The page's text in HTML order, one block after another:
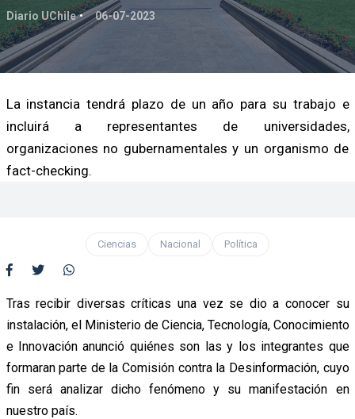
Diario UChile 06-07-2023
La instancia tendrá plazo de un año para su trabajo e
incluirá a representantes de universidades,
organizaciones no gubernamentales y un organismo de
fact-checking.
Ciencias Nacional Política
Tras recibir diversas críticas una vez se dio a conocer su
instalación, el Ministerio de Ciencia, Tecnología, Conocimiento
e Innovación anunció quiénes son las y los integrantes que
formaran parte de la Comisión contra la Desinformación, cuyo
fin será analizar dicho fenómeno y su manifestación en
nuestro país.